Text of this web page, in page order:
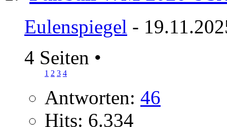
Eulenspiegel -
4 Seiten •
1 2 3 4
Antworten: 46
Hits: 6.334